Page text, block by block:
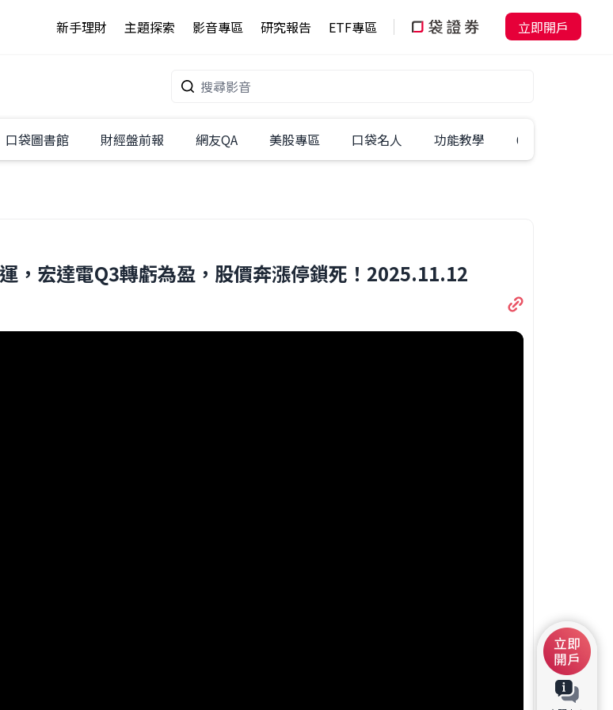
新手理財 主題探索 影音專區 研究報告 ETF專區 立即開戶
口袋圖書館 財經盤前報 網友QA 美股專區 口袋名人 功能教學 60秒學一招
，宏達電Q3轉虧為盈，股價奔漲停鎖死！2025.11.12